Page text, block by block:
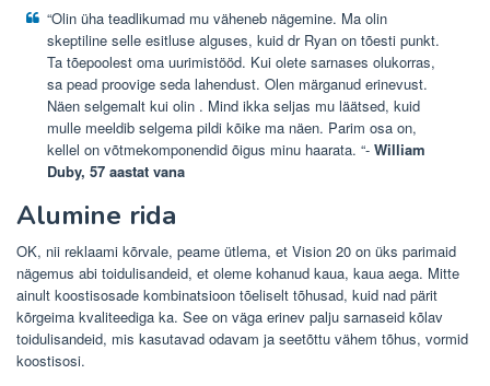
“Olin üha teadlikumad mu väheneb nägemine. Ma olin
skeptiline selle esitluse alguses, kuid dr Ryan on tõesti punkt.
Ta tõepoolest oma uurimistööd. Kui olete sarnases olukorras,
sa pead proovige seda lahendust. Olen märganud erinevust.
Näen selgemalt kui olin . Mind ikka seljas mu läätsed, kuid
mulle meeldib selgema pildi kõike ma näen. Parim osa on,
kellel on võtmekomponendid õigus minu haarata. “- William
Duby, 57 aastat vana
Alumine rida
OK, nii reklaami kõrvale, peame ütlema, et Vision 20 on üks parimaid
nägemus abi toidulisandeid, et oleme kohanud kaua, kaua aega. Mitte
ainult koostisosade kombinatsioon tõeliselt tõhusad, kuid nad pärit
kõrgeima kvaliteediga ka. See on väga erinev palju sarnaseid kõlav
toidulisandeid, mis kasutavad odavam ja seetõttu vähem tõhus, vormid
koostisosi.